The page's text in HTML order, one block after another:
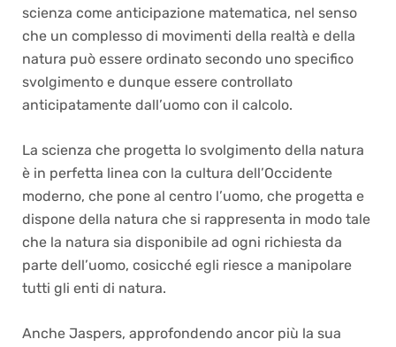
scienza come anticipazione matematica, nel senso
che un complesso di movimenti della realtà e della
natura può essere ordinato secondo uno specifico
svolgimento e dunque essere controllato
anticipatamente dall’uomo con il calcolo.
La scienza che progetta lo svolgimento della natura
è in perfetta linea con la cultura dell’Occidente
moderno, che pone al centro l’uomo, che progetta e
dispone della natura che si rappresenta in modo tale
che la natura sia disponibile ad ogni richiesta da
parte dell’uomo, cosicché egli riesce a manipolare
tutti gli enti di natura.
Anche Jaspers, approfondendo ancor più la sua